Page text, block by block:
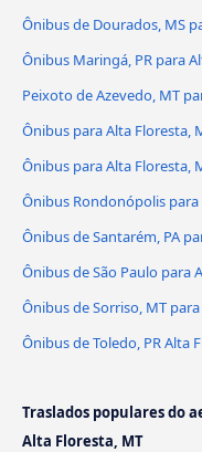
Ônibus de Dourados, MS
Ônibus Maringá, PR para
Peixoto de Azevedo, MT
Ônibus para Alta Floresta,
Ônibus para Alta Floresta,
Ônibus Rondonópolis para
Ônibus de Santarém, PA
Ônibus de São Paulo para
Ônibus de Sorriso, MT
Ônibus de Toledo, PR Alta
Traslados populares do
Alta Floresta, MT